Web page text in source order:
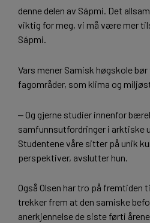
denne delen av Sápmi. Det
viktig for meg, vi må være mer
Sápmi.
Vars mener Samisk høgskole
fagområder, som klima og
‒ Og gjerne studier innenfor
samfunnsutfordringer i arktiske
Studentene våre sitter på unik
perspektiver, avslutter hun.
Også Olsen har tro på fremtiden
trekker frem at den samiske
anerkjennelse de siste førti